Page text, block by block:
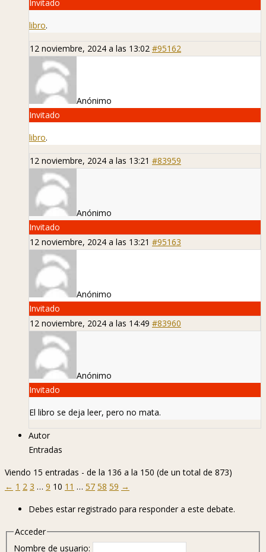
Invitado
libro.
12 noviembre, 2024 a las 13:02 #95162
Anónimo
Invitado
libro.
12 noviembre, 2024 a las 13:21 #83959
Anónimo
Invitado
12 noviembre, 2024 a las 13:21 #95163
Anónimo
Invitado
12 noviembre, 2024 a las 14:49 #83960
Anónimo
Invitado
El libro se deja leer, pero no mata.
Autor
Entradas
Viendo 15 entradas - de la 136 a la 150 (de un total de 873)
← 1 2 3 … 9 10 11 … 57 58 59 →
Debes estar registrado para responder a este debate.
Acceder
Nombre de usuario: